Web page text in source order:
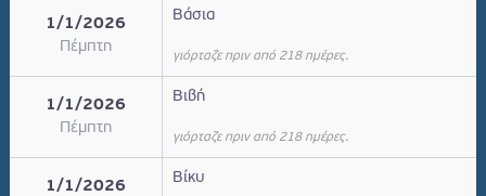
1/1/2026
Πέμπτη
Βάσια
γιόρταζε πριν από 218 ημέρες.
1/1/2026
Πέμπτη
Βιβή
γιόρταζε πριν από 218 ημέρες.
1/1/2026
Βίκυ